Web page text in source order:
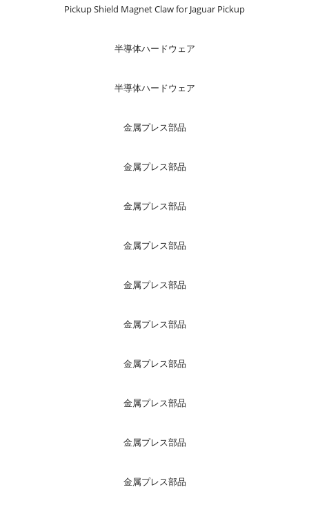
Pickup Shield Magnet Claw for Jaguar Pickup
半導体ハードウェア
半導体ハードウェア
金属プレス部品
金属プレス部品
金属プレス部品
金属プレス部品
金属プレス部品
金属プレス部品
金属プレス部品
金属プレス部品
金属プレス部品
金属プレス部品